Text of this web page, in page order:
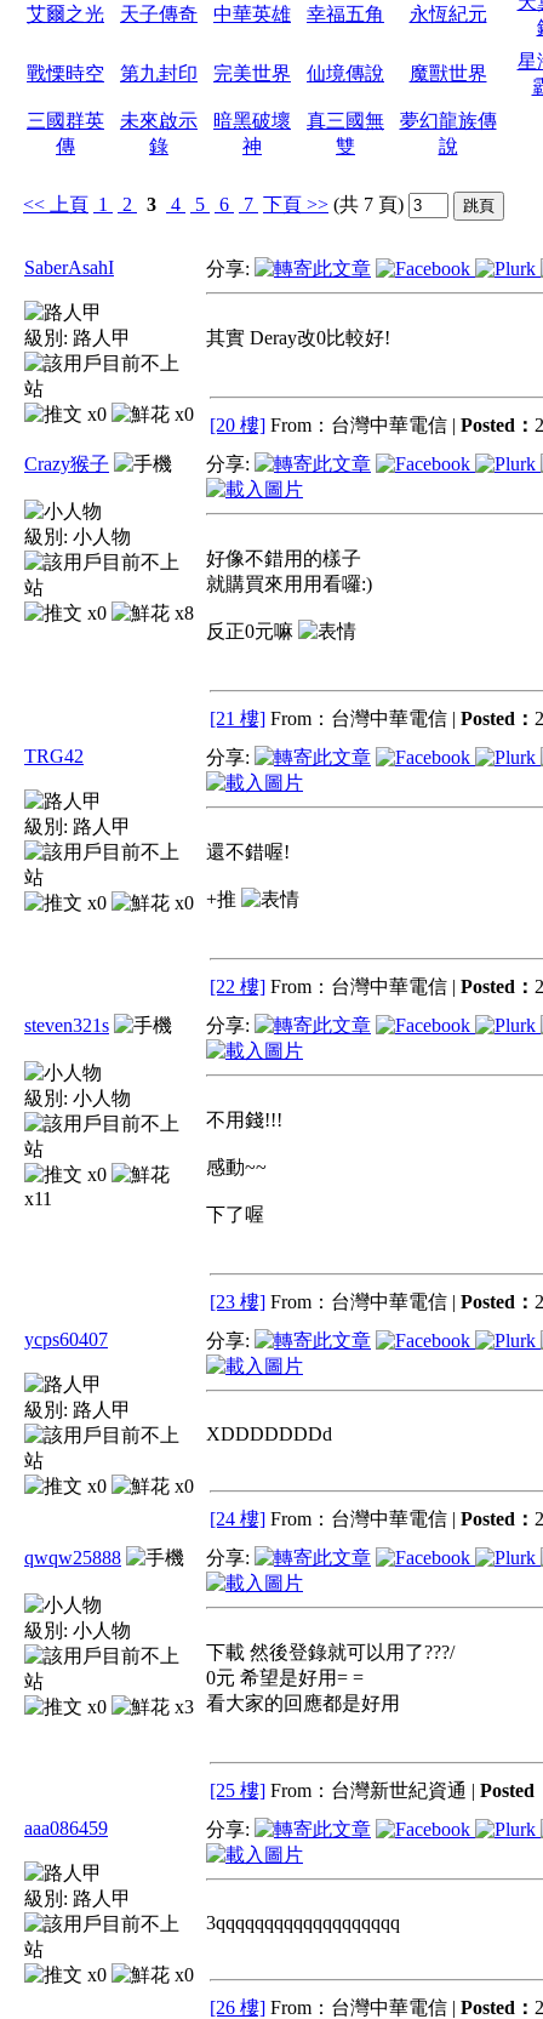
艾爾之光 天子傳奇 中華英雄 幸福五角 永恆紀元
戰慄時空 第九封印 完美世界 仙境傳說 魔獸世界
星
三國群英
傳
未來啟示
錄
暗黑破壞
神
真三國無
雙
夢幻龍族傳
說
<< 上頁 1 2 3 4 5 6 7 下頁 >> (共 7 頁)
SaberAsahI
級別: 路人甲
x0 x0
分享:
其實 Deray改0比較好!
[20 樓] From：台灣中華電信 | Posted：
Crazy猴子
級別: 小人物
x0 x8
分享:
好像不錯用的樣子
就購買來用用看囉:)
反正0元嘛
[21 樓] From：台灣中華電信 | Posted：
TRG42
級別: 路人甲
x0 x0
分享:
還不錯喔!
+推
[22 樓] From：台灣中華電信 | Posted：
steven321s
級別: 小人物
x0
x11
分享:
不用錢!!!
感動~~
下了喔
[23 樓] From：台灣中華電信 | Posted：
ycps60407
級別: 路人甲
x0 x0
分享:
XDDDDDDDd
[24 樓] From：台灣中華電信 | Posted：
qwqw25888
級別: 小人物
x0 x3
分享:
下載 然後登錄就可以用了???/
0元 希望是好用= =
看大家的回應都是好用
[25 樓] From：台灣新世紀資通 | Posted
aaa086459
級別: 路人甲
x0 x0
分享:
3qqqqqqqqqqqqqqqqqqq
[26 樓] From：台灣中華電信 | Posted：